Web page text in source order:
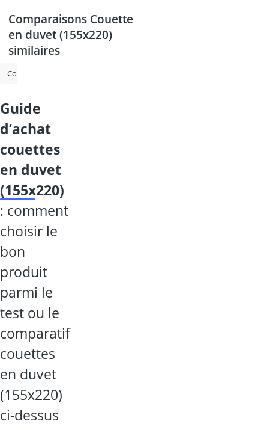
Comparaisons Couette
en duvet (155x220)
similaires
Couette d'hiver
guide
d’achat
couettes
en duvet
(155x220)
: comment
choisir le
bon
produit
parmi le
test ou le
comparatif
couettes
en duvet
(155x220)
ci-dessus